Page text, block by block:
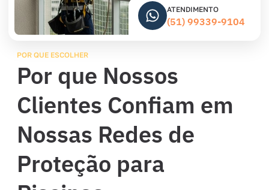
ATENDIMENTO
(51) 99339-9104
POR QUE ESCOLHER
Por que Nossos
Clientes Confiam em
Nossas Redes de
Proteção para